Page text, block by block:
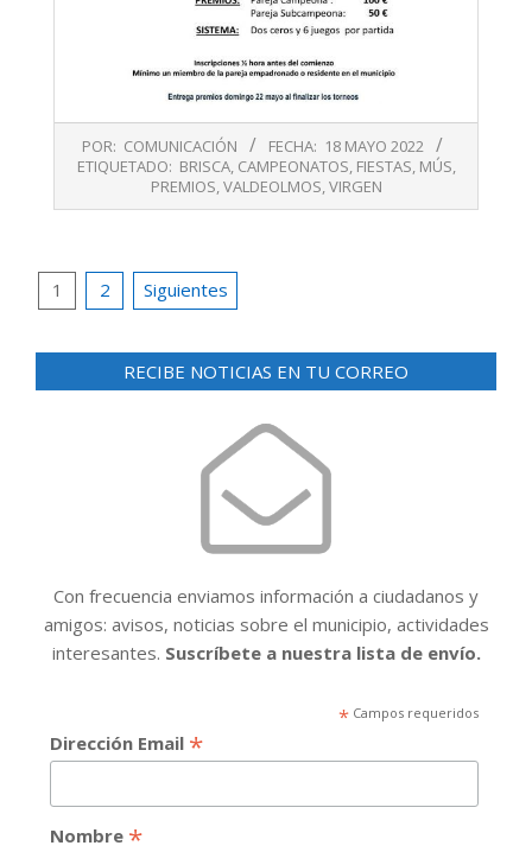
05-
POR: COMUNICACIÓN FECHA: 18 MAYO 2022
ETIQUETADO: BRISCA, CAMPEONATOS, FIESTAS, MÚS,
PREMIOS,VALDEOLMOS,VIRGEN
Paginación
entradas
1 2 Siguientes
RECIBE NOTICIAS EN TU CORREO
Con frecuencia enviamos información a ciudadanos y
amigos: avisos, noticias sobre el municipio, actividades
interesantes. Suscríbete a nuestra lista de envío.
*Campos requeridos
Dirección Email *
Nombre *